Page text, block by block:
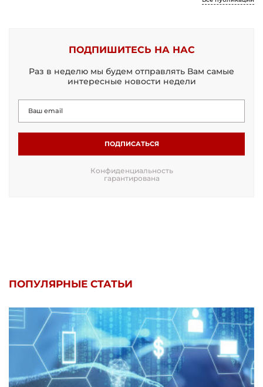
ПОДПИШИТЕСЬ НА НАС
Раз в неделю мы будем отправлять Вам самые
интересные новости недели
ПОДПИСАТЬСЯ
Конфиденциальность
гарантирована
ПОПУЛЯРНЫЕ СТАТЬИ